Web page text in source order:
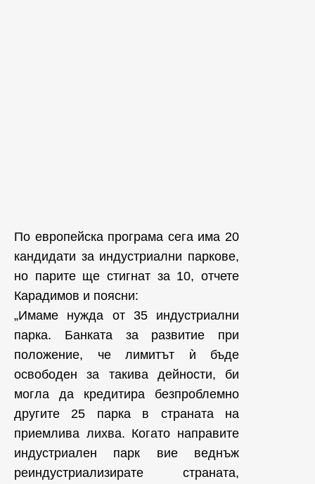
По европейска програма сега има 20
кандидати за индустриални паркове,
но парите ще стигнат за 10, отчете
Карадимов и поясни:
„Имаме нужда от 35 индустриални
парка. Банката за развитие при
положение, че лимитът ѝ бъде
освободен за такива дейности, би
могла да кредитира безпроблемно
другите 25 парка в страната на
приемлива лихва. Когато направите
индустриален парк вие веднъж
реиндустриализирате страната,